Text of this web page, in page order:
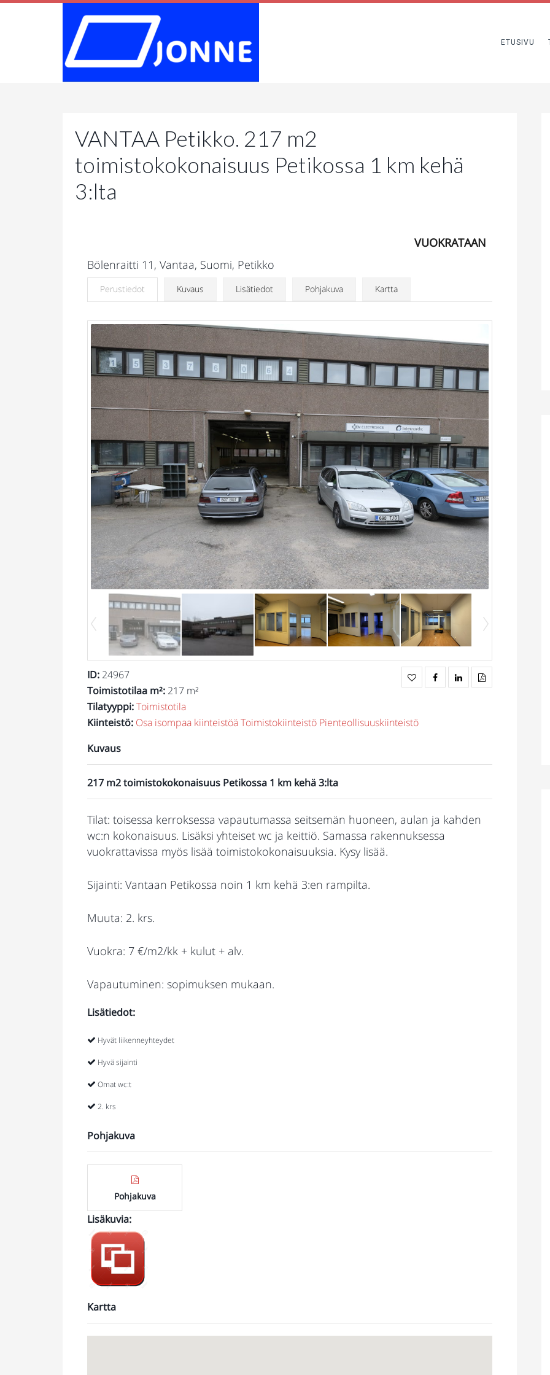
ETUSIVU
VANTAA Petikko. 217 m2
toimistokokonaisuus Petikossa 1 km kehä
3:lta
VUOKRATAAN
Bölenraitti 11, Vantaa, Suomi, Petikko
Perustiedot Kuvaus Lisätiedot Pohjakuva Kartta
ID: 24967
Toimistotilaa m²: 217 m²
Tilatyyppi:Toimistotila
Kiinteistö: Osa isompaa kiinteistöäToimistokiinteistö Pienteollisuuskiinteistö
Kuvaus
217 m2 toimistokokonaisuus Petikossa 1 km kehä 3:lta
Tilat: toisessa kerroksessa vapautumassa seitsemän huoneen, aulan ja kahden
wc:n kokonaisuus. Lisäksi yhteiset wc ja keittiö. Samassa rakennuksessa
vuokrattavissa myös lisää toimistokokonaisuuksia. Kysy lisää.
Sijainti: Vantaan Petikossa noin 1 km kehä 3:en rampilta.
Muuta: 2. krs.
Vuokra: 7 €/m2/kk + kulut + alv.
Vapautuminen: sopimuksen mukaan.
Lisätiedot:
Hyvät liikenneyhteydet
Hyvä sijainti
Omat wc:t
2. krs
Pohjakuva
Pohjakuva
Lisäkuvia:
KUVIA
KIINTEISTÖSTÄ
Kartta